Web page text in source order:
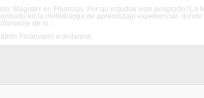
Magíster en Finanzas. Por qu estudiar este
en la metodologa de aprendizaje experiencial,
de lo ...
Financiero a distancia